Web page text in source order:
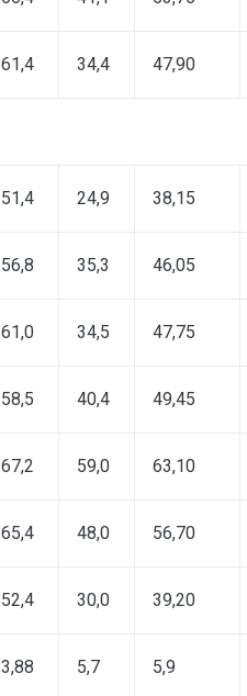
61,4 34,4 47,90
51,4 24,9 38,15
56,8 35,3 46,05
61,0 34,5 47,75
58,5 40,4 49,45
67,2 59,0 63,10
65,4 48,0 56,70
52,4 30,0 39,20
3,88 5,7 5,9